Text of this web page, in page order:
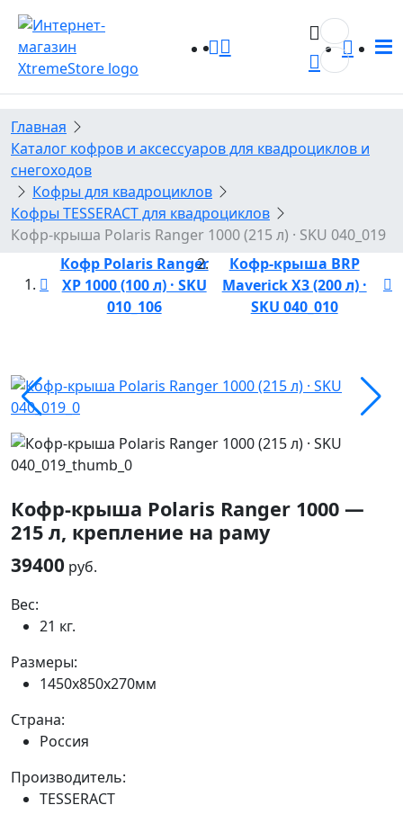
Главная
Каталог кофров и аксессуаров для квадроциклов и
снегоходов
Кофры для квадроциклов
Кофры TESSERACT для квадроциклов
Кофр-крыша Polaris Ranger 1000 (215 л) · SKU 040_019
Кофр Polaris Ranger
XP 1000 (100 л) · SKU
010_106
Кофр-крыша BRP
Maverick X3 (200 л) ·
SKU 040_010
Кофр-крыша Polaris Ranger 1000 —
215 л, крепление на раму
39400 руб.
Вес:
21 кг.
Размеры:
1450x850x270мм
Страна:
Россия
Производитель:
TESSERACT